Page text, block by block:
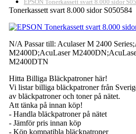
EPSON Tonerkassett svart 8.000 sidor
Tonerkassett svart 8.000 sidor S050584
N/A Passar till: Aculaser M 2400
M2400D;AcuLaser
M2400DTN
Hitta Billiga Bläckpatroner här!
Vi listar billiga bläckpatroner från
av bläckpatroner och toner på nätet.
Att tänka på innan köp!
- Handla bläckpatroner på nätet
- Jämför pris innan köp
- Köp kompatibla bläckpatroner